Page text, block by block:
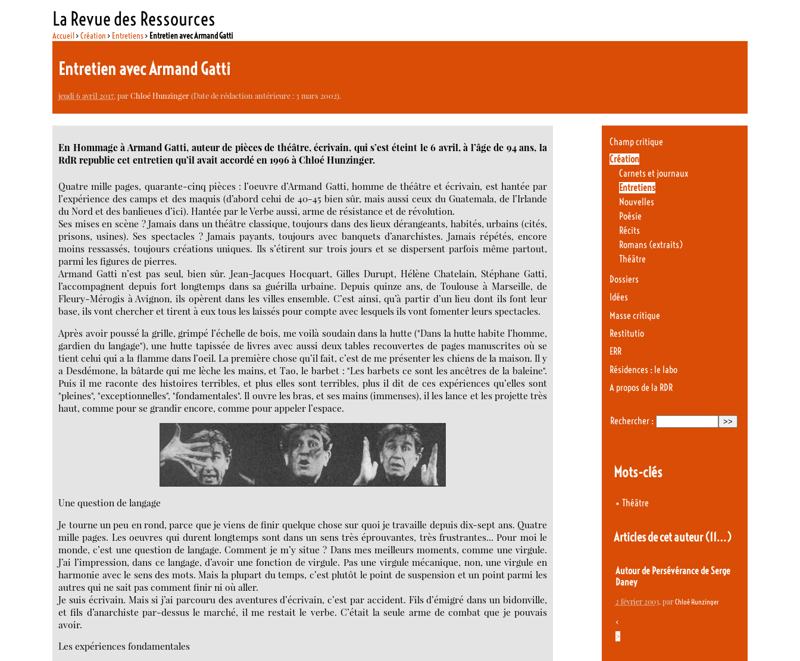
La Revue des Ressources
Accueil>Création > Entretiens> Entretien avec Armand Gatti
Entretien avec Armand Gatti
jeudi 6 avril 2017, parChloé Hunzinger(Date de rédaction antérieure : 3 mars 2002).
En Hommage à Armand Gatti, auteur de pièces de théâtre, écrivain, qui s’est éteint le 6 avril, à l’âge de 94 ans, la
RdR republie cet entretien qu’il avait accordé en 1996 à Chloé Hunzinger.
Quatre mille pages, quarante-cinq pièces : l’oeuvre d’Armand Gatti, homme de théâtre et écrivain, est hantée par
l’expérience des camps et des maquis (d’abord celui de 40-45 bien sûr, mais aussi ceux du Guatemala, de l’Irlande
du Nord et des banlieues d’ici). Hantée par le Verbe aussi, arme de résistance et de révolution.
Ses mises en scène ? Jamais dans un théâtre classique, toujours dans des lieux dérangeants, habités, urbains (cités,
prisons, usines). Ses spectacles ? Jamais payants, toujours avec banquets d’anarchistes. Jamais répétés, encore
moins ressassés, toujours créations uniques. Ils s’étirent sur trois jours et se dispersent parfois même partout,
parmi les figures de pierres.
Armand Gatti n’est pas seul, bien sûr. Jean-Jacques Hocquart, Gilles Durupt, Hélène Chatelain, Stéphane Gatti,
l’accompagnent depuis fort longtemps dans sa guérilla urbaine. Depuis quinze ans, de Toulouse à Marseille, de
Fleury-Mérogis à Avignon, ils opèrent dans les villes ensemble. C’est ainsi, qu’à partir d’un lieu dont ils font leur
base, ils vont chercher et tirent à eux tous les laissés pour compte avec lesquels ils vont fomenter leurs spectacles.
Après avoir poussé la grille, grimpé l’échelle de bois, me voilà soudain dans la hutte ("Dans la hutte habite l’homme,
gardien du langage"), une hutte tapissée de livres avec aussi deux tables recouvertes de pages manuscrites où se
tient celui qui a la flamme dans l’oeil. La première chose qu’il fait, c’est de me présenter les chiens de la maison. Il y
a Desdémone, la bâtarde qui me lèche les mains, et Tao, le barbet : "Les barbets ce sont les ancêtres de la baleine".
Puis il me raconte des histoires terribles, et plus elles sont terribles, plus il dit de ces expériences qu’elles sont
"pleines", "exceptionnelles", "fondamentales". Il ouvre les bras, et ses mains (immenses), il les lance et les projette très
haut, comme pour se grandir encore, comme pour appeler l’espace.
Une question de langage
Je tourne un peu en rond, parce que je viens de finir quelque chose sur quoi je travaille depuis dix-sept ans. Quatre
mille pages. Les oeuvres qui durent longtemps sont dans un sens très éprouvantes, très frustrantes... Pour moi le
monde, c’est une question de langage. Comment je m’y situe ? Dans mes meilleurs moments, comme une virgule.
J’ai l’impression, dans ce langage, d’avoir une fonction de virgule. Pas une virgule mécanique, non, une virgule en
harmonie avec le sens des mots. Mais la plupart du temps, c’est plutôt le point de suspension et un point parmi les
autres qui ne sait pas comment finir ni où aller.
Je suis écrivain. Mais si j’ai parcouru des aventures d’écrivain, c’est par accident. Fils d’émigré dans un bidonville,
et fils d’anarchiste par-dessus le marché, il me restait le verbe. C’était la seule arme de combat que je pouvais
avoir.
Les expériences fondamentales
Champ critique
Création
Carnets et journaux
Entretiens
Nouvelles
Poésie
Récits
Romans (extraits)
Théâtre
Dossiers
Idées
Masse critique
Restitutio
ERR
Résidences : le labo
A propos de la RDR
Rechercher :
Mots-clés
• Théâtre
Articles de cet auteur(11…)
Autour de Persévérance de Serge
Daney
2 février 2003, par Chloé Hunzinger
<
>